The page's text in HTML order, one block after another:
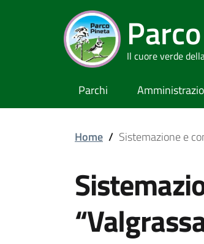
Il cuore verde
Parchi
Home / Sistemazione e